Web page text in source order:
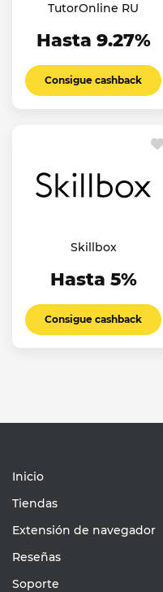
TutorOnline RU
Hasta 9.27%
Consigue cashback
Skillbox
Hasta 5%
Consigue cashback
Inicio
Tiendas
Extensión de navegador
Reseñas
Soporte